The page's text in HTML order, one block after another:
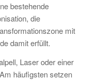
bestehende
die
mit
damit erfüllt.
Laser oder einer
häufigsten setzen